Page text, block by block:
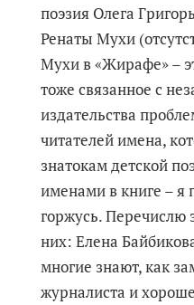
поэзия Олега
Ренаты Мухи
Мухи в «Жирафе» –
тоже связанное с
издательства
читателей имена,
знатокам детской
именами в книге – я
горжусь. Перечислю
них: Елена
многие знают, как
журналиста и